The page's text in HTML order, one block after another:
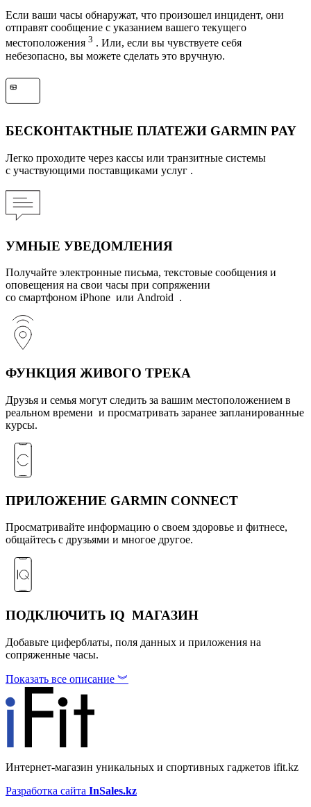
Если ваши часы обнаружат, что произошел инцидент, они
отправят сообщение с указанием вашего текущего
местоположения 3 . Или, если вы чувствуете себя
небезопасно, вы можете сделать это вручную.
БЕСКОНТАКТНЫЕ ПЛАТЕЖИ GARMIN PAY
Легко проходите через кассы или транзитные системы
с участвующими поставщиками услуг .
УМНЫЕ УВЕДОМЛЕНИЯ
Получайте электронные письма, текстовые сообщения и
оповещения на свои часы при сопряжении
со смартфоном iPhone или Android .
ФУНКЦИЯ ЖИВОГО ТРЕКА
Друзья и семья могут следить за вашим местоположением в
реальном времени и просматривать заранее запланированные
курсы.
ПРИЛОЖЕНИЕ GARMIN CONNECT
Просматривайте информацию о своем здоровье и фитнесе,
общайтесь с друзьями и многое другое.
ПОДКЛЮЧИТЬ IQ МАГАЗИН
Добавьте циферблаты, поля данных и приложения на
сопряженные часы.
Показать все описание ︾
Интернет-магазин уникальных и спортивных гаджетов ifit.kz
Разработка сайта InSales.kz